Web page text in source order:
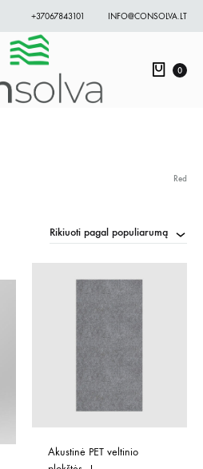
+37067843101 INFO@CONSOLVA.LT
0
Red
Rikiuoti pagal populiarumą
Akustinė PET veltinio